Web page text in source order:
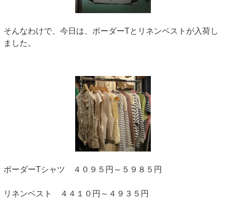
そんなわけで、今日は、ボーダーTとリネンベストが入荷し
ました。
ボーダーTシャツ ４０９５円～５９８５円
リネンベスト ４４１０円～４９３５円